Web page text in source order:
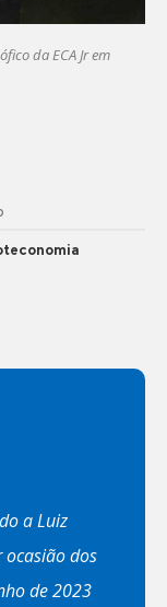
da ECA Jr em
a Luiz
dos
de 2023